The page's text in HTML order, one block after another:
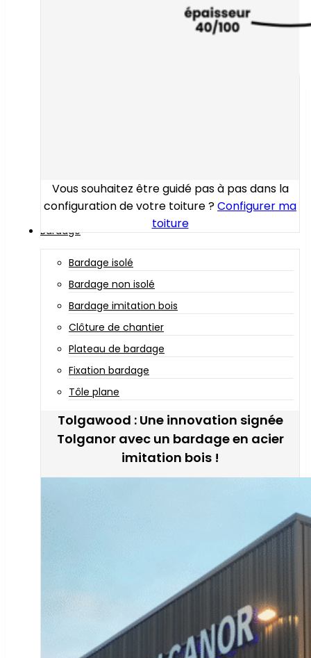
Vous souhaitez être guidé pas à pas dans la
configuration de votre toiture ?Configurer ma
toiture
Bardage
Bardage isolé
Bardage non isolé
Bardage imitation bois
Clôture de chantier
Plateau de bardage
Fixation bardage
Tôle plane
Tolgawood : Une innovation signée
Tolganor avec un bardage en acier
imitation bois !